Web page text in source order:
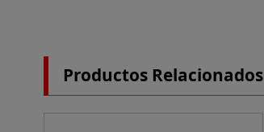
Productos Relacionados